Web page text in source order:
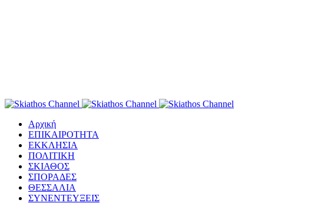
Αρχική
ΕΠΙΚΑΙΡΟΤΗΤΑ
ΕΚΚΛΗΣΙΑ
ΠΟΛΙΤΙΚΗ
ΣΚΙΑΘΟΣ
ΣΠΟΡΑΔΕΣ
ΘΕΣΣΑΛΙΑ
ΣΥΝΕΝΤΕΥΞΕΙΣ